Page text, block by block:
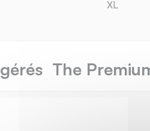
XL
The